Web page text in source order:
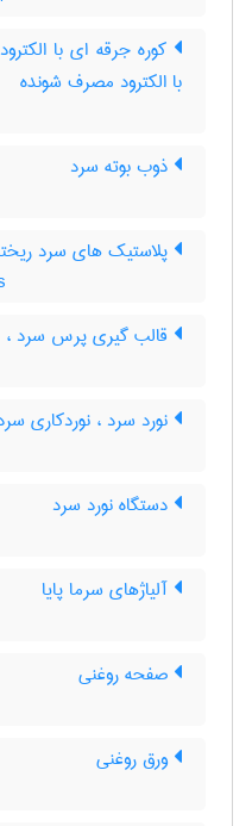
کوره جرقه ای با
با الکترود مصرف شونده
ذوب بوته سرد
پلاستیک های سرد
قالب گیری پرس سرد
نورد سرد ، نوردکاری
دستگاه نورد سرد
آلیاژهای سرما پایا
صفحه روغنی
ورق روغنی